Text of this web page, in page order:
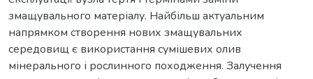
змащувального матеріалу. Найбільш актуальним
напрямком створення нових змащувальних
середовищ є використання сумішевих олив
мінерального і рослинного походження. Залучення